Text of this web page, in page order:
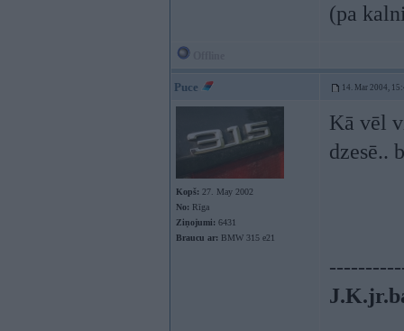
(pa
Puce 14. Mar 2004,
Kopš: 27. May 2002
No: Rīga
Ziņojumi: 6431
Braucu ar: BMW 315 e21
Kā vēl
dzesē..